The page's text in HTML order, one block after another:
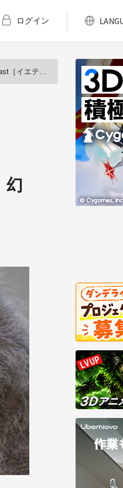
ログイン
～Concept Model